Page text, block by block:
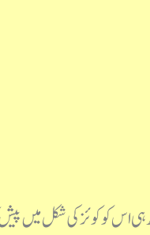
کی پی ڈی ایف اور ساتھ ہی اس کو کوئز